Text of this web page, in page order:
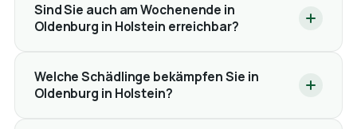
Sind Sie auch am Wochenende in
Oldenburg in Holstein erreichbar?
Welche Schädlinge bekämpfen Sie in
Oldenburg in Holstein?